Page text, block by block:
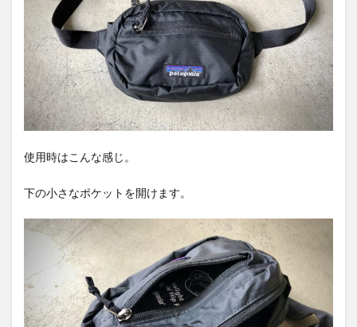
使用時はこんな感じ。
下の小さなポケットを開けます。